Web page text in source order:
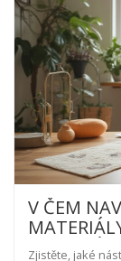
V ČEM
BYDLENÍ
Zjistěte, jaké